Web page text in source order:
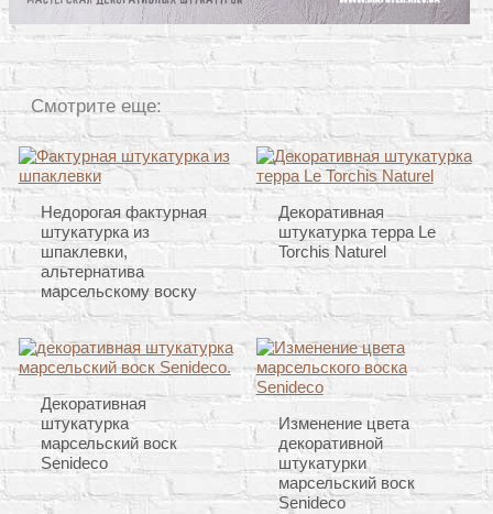
Смотрите еще:
Недорогая фактурная
штукатурка из
шпаклевки,
альтернатива
марсельскому воску
Декоративная
штукатурка терра Le
Torchis Naturel
Декоративная
штукатурка
марсельский воск
Senideco
Изменение цвета
декоративной
штукатурки
марсельский воск
Senideco